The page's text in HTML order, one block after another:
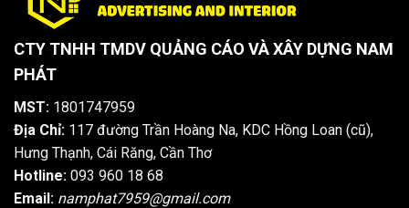
CTY TNHH TMDV QUẢNG CÁO VÀ XÂY DỰNG NAM
PHÁT
MST: 1801747959
Địa Chỉ: 117 đường Trần Hoàng Na, KDC Hồng Loan (cũ),
Hưng Thạnh, Cái Răng, Cần Thơ
Hotline: 093 960 18 68
Email: namphat7959@gmail.com